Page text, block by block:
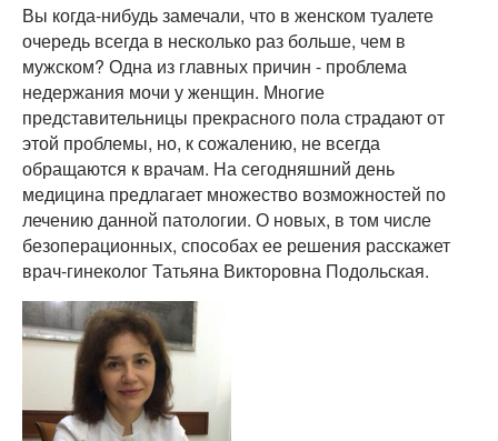
Вы когда-нибудь замечали, что в женском туалете
очередь всегда в несколько раз больше, чем в
мужском? Одна из главных причин - проблема
недержания мочи у женщин. Многие
представительницы прекрасного пола страдают от
этой проблемы, но, к сожалению, не всегда
обращаются к врачам. На сегодняшний день
медицина предлагает множество возможностей по
лечению данной патологии. О новых, в том числе
безоперационных, способах ее решения расскажет
врач-гинеколог Татьяна Викторовна Подольская.